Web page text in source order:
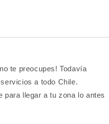
te preocupes! Todavía
a todo Chile.
para llegar a tu zona lo antes